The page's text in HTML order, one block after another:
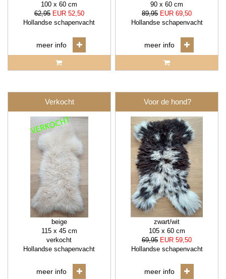
100 x 60 cm
62,95 EUR 52,50
Hollandse schapenvacht
meer info
90 x 60 cm
89,95 EUR 69,50
Hollandse schapenvacht
meer info
Verkocht
beige
115 x 45 cm
verkocht
Hollandse schapenvacht
meer info
Voor de hond?
zwart/wit
105 x 60 cm
69,95 EUR 59,50
Hollandse schapenvacht
meer info